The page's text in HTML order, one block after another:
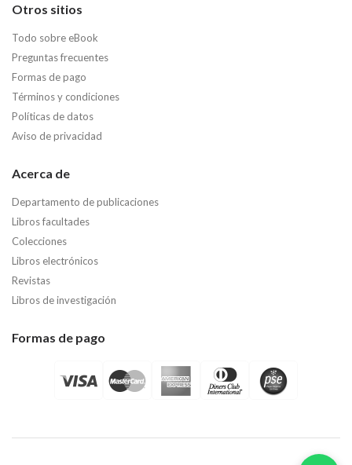
Otros sitios
Todo sobre eBook
Preguntas frecuentes
Formas de pago
Términos y condiciones
Políticas de datos
Aviso de privacidad
Acerca de
Departamento de publicaciones
Libros facultades
Colecciones
Libros electrónicos
Revistas
Libros de investigación
Formas de pago